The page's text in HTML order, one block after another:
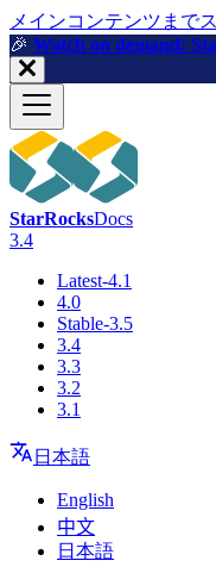
メインコンテンツまで
🎉️ Watch on demand:
StarRocksDocs
3.4
Latest-4.1
4.0
Stable-3.5
3.4
3.3
3.2
3.1
日本語
English
中文
日本語